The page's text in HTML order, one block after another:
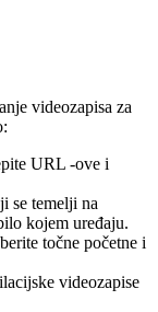
videozapisa za
URL -ove i
se temelji na
kojem uređaju.
točne početne i
videozapise